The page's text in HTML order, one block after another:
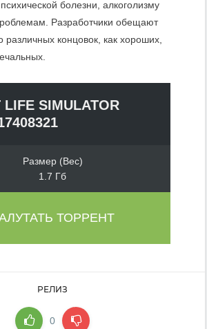
болезни, алкоголизму
Разработчики обещают
различных концовок, как хороших,
LIFE SIMULATOR
Размер (Вес)
1.7 Гб
ТОРРЕНТ
РЕЛИЗ
0